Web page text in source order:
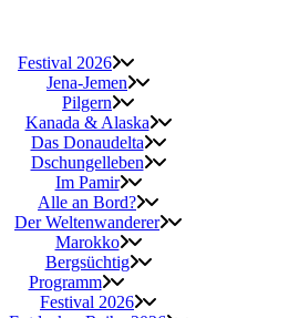
Fes­ti­val 2026
Jena-Jemen
Pil­gern
Kana­da & Alaska
Das Donau­del­ta
Dschun­gel­le­ben
Im Pamir
Alle an Bord?
Der Wel­ten­wan­de­rer
Marok­ko
Berg­süch­tig
Pro­gramm
Fes­ti­val 2026